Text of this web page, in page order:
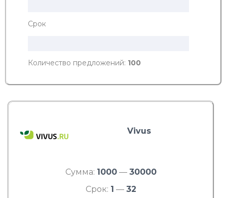
Срок
Количество предложений: 100
Vivus
Сумма: 1000 — 30000
Срок: 1 — 32